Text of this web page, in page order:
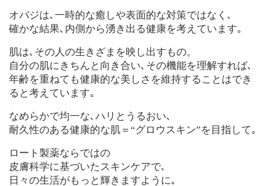
オバジは､一時的な癒しや表面的な対策ではなく､
確かな結果､内側から湧き出る健康を考えています｡
肌は､その人の生きざまを映し出すもの。
自分の肌にきちんと向き合い､その機能を理解すれば､
年齢を重ねても健康的な美しさを維持することはでき
ると考えています｡
なめらかで均一な､ハリとうるおい､
耐久性のある健康的な肌＝“グロウスキン”を目指して｡
ロート製薬ならではの
皮膚科学に基づいたスキンケアで､
日々の生活がもっと輝きますように｡